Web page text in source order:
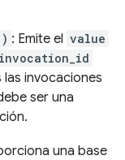
: Emite el value
invocaciones
ser una
una base